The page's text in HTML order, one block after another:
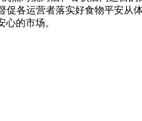
各运营者落实好食物平安从
的市场。